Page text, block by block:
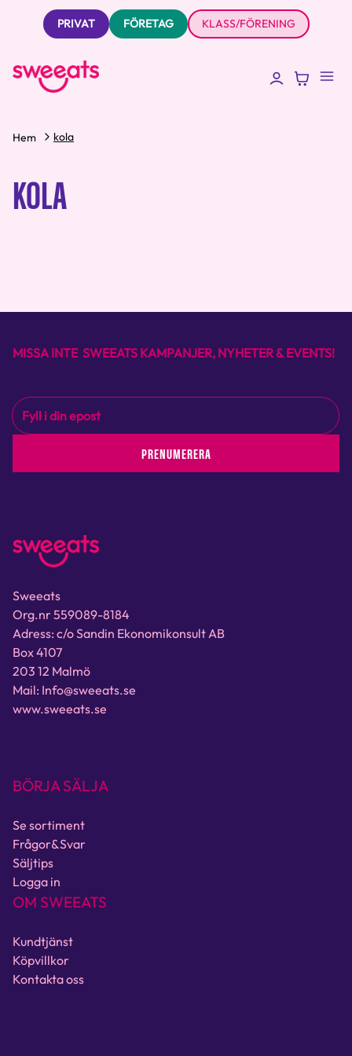
PRIVAT FÖRETAG KLASS/FÖRENING
Hem kola
KOLA
MISSA INTE SWEEATS KAMPANJER, NYHETER & EVENTS!
PRENUMERERA
Sweeats
Org.nr 559089-8184
Adress: c/o Sandin Ekonomikonsult AB
Box 4107
203 12 Malmö
Mail: Info@sweeats.se
www.sweeats.se
BÖRJA SÄLJA
Se sortiment
Frågor&Svar
Säljtips
Logga in
OM SWEEATS
Kundtjänst
Köpvillkor
Kontakta oss